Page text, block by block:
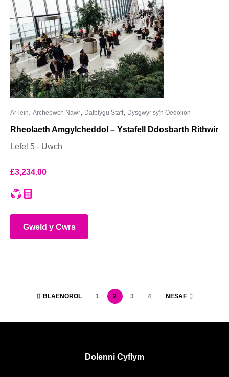
Ar-lein, Archebwch Nawr, Datblygu Staff, Dysgwyr sy'n Oedolion
Rheolaeth Amgylcheddol – Ystafell Ddosbarth Rithwir
Lefel 5 - Uwch
£3,234.00
Gweld y Cwrs
BLAENOROL 1 2 3 4 NESAF
Dolenni Cyflym